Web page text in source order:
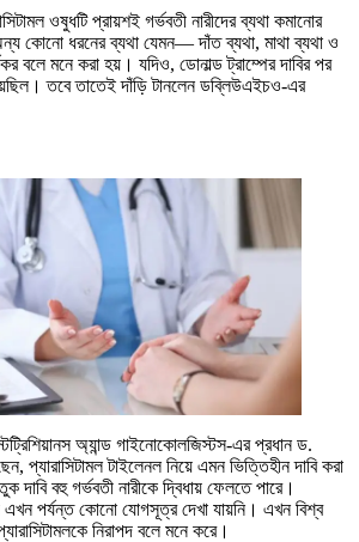
ওষুধটি প্রায়শই গর্ভবতী নারীদের ব্যথা কমানোর
কোনো ধরনের ব্যথা যেমন— দাঁত ব্যথা, মাথা ব্যথা ও
বলে মনে করা হয়। যদিও, ডোনাল্ড ট্রাম্পের দাবির পর
তবে তাতেই দাঁড়ি টানলেন ডব্লিউএইচও-এর
অ্যান্ড গাইনোকোলজিস্টস-এর প্রধান ড.
প্যারাসিটামল টাইলেনল নিয়ে এমন ভিত্তিহীন দাবি করা
বহু গর্ভবতী নারীকে দ্বিধায় ফেলতে পারে।
পর্যন্ত কোনো যোগসূত্র দেখা যায়নি। এখন বিশ্ব
নিরাপদ বলে মনে করে।